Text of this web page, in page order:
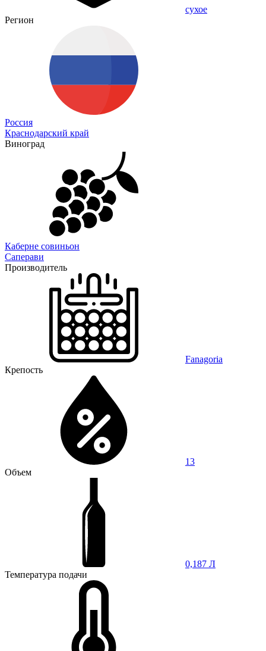
сухое
Регион
Россия
Краснодарский край
Виноград
Каберне совиньон
Саперави
Производитель
Fanagoria
Крепость
13
Объем
0,187 Л
Температура подачи